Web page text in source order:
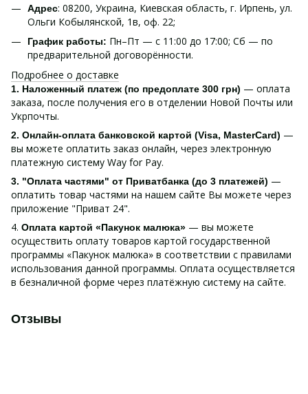
Адрес: 08200, Украина, Киевская область, г. Ирпень, ул.
Ольги Кобылянской, 1в, оф. 22;
График работы: Пн–Пт — с 11:00 до 17:00; Сб — по
предварительной договорённости.
Подробнее о доставке
1. Наложенный платеж (по предоплате 300 грн) — оплата
заказа, после получения его в отделении Новой Почты или
Укрпочты.
2. Онлайн-оплата банковской картой (Visa, MasterCard) —
вы можете оплатить заказ онлайн, через электронную
платежную систему Way for Pay.
3. "Оплата частями" от Приватбанка (до 3 платежей) —
оплатить товар частями на нашем сайте Вы можете через
приложение "Приват 24".
4. Оплата картой «Пакунок малюка» — вы можете
осуществить оплату товаров картой государственной
программы «Пакунок малюка» в соответствии с правилами
использования данной программы. Оплата осуществляется
в безналичной форме через платёжную систему на сайте.
Отзывы